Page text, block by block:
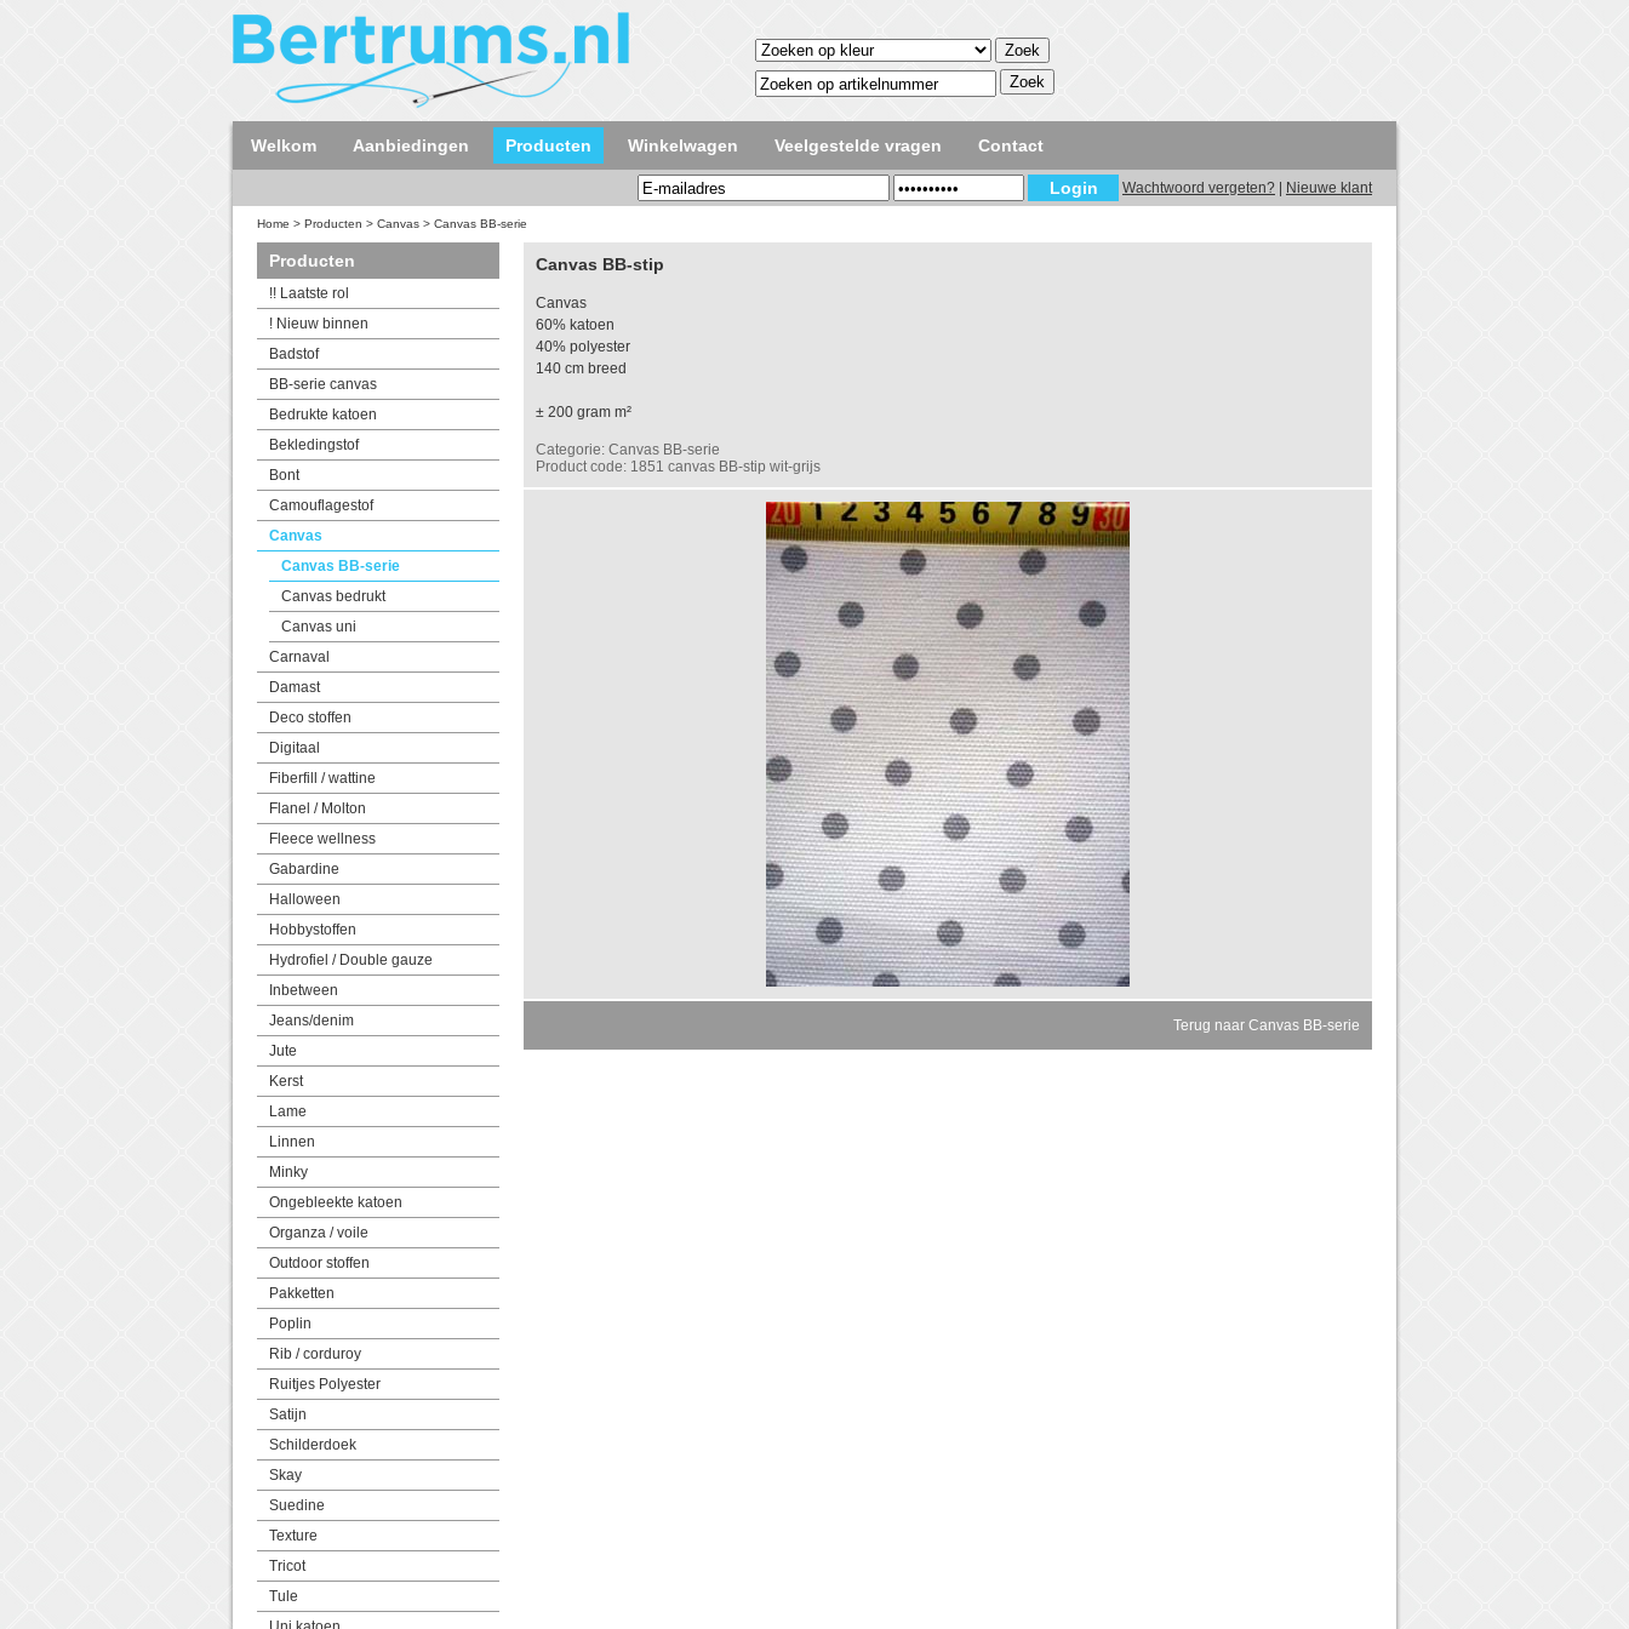
Welkom Aanbiedingen Producten Winkelwagen Veelgestelde vragen Contact
Wachtwoord vergeten? Nieuwe klant
Home > Producten > Canvas > Canvas BB-serie
Producten
!! Laatste rol
! Nieuw binnen
Badstof
BB-serie canvas
Bedrukte katoen
Bekledingstof
Bont
Camouflagestof
Canvas
Canvas BB-serie
Canvas bedrukt
Canvas uni
Carnaval
Damast
Deco stoffen
Digitaal
Fiberfill / wattine
Flanel / Molton
Fleece wellness
Gabardine
Halloween
Hobbystoffen
Hydrofiel / Double gauze
Inbetween
Jeans/denim
Jute
Kerst
Lame
Linnen
Minky
Ongebleekte katoen
Organza / voile
Outdoor stoffen
Pakketten
Poplin
Rib / corduroy
Ruitjes Polyester
Satijn
Schilderdoek
Skay
Suedine
Texture
Tricot
Tule
Canvas BB-stip
Canvas
60% katoen
40% polyester
140 cm breed
± 200 gram m²
Categorie: Canvas BB-serie
Product code: 1851 canvas BB-stip wit-grijs
Terug naar Canvas BB-serie